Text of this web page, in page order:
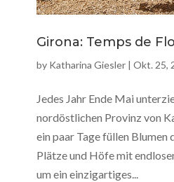
Girona: Temps de
by Katharina Giesler | Okt. 25,
Jedes Jahr Ende Mai
nordöstlichen Provinz von
ein paar Tage füllen
Plätze und Höfe mit
um ein einzigartiges...